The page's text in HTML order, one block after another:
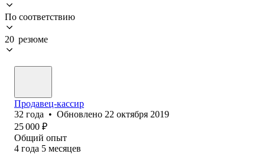
По соответствию
20 резюме
Продавец-кассир
32 года • Обновлено 22 октября 2019
25 000 ₽
Общий опыт
4 года 5 месяцев